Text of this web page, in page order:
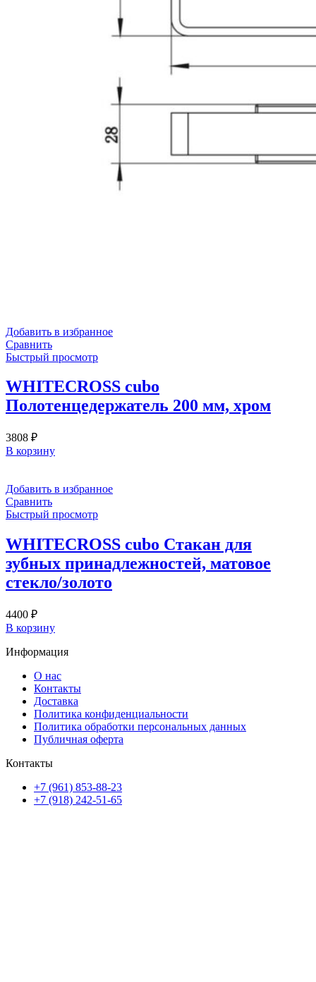
Добавить в избранное
Сравнить
Быстрый просмотр
WHITECROSS cubo
Полотенцедержатель 200 мм, хром
3808 ₽
В корзину
Добавить в избранное
Сравнить
Быстрый просмотр
WHITECROSS cubo Стакан для
зубных принадлежностей, матовое
стекло/золото
4400 ₽
В корзину
Информация
О нас
Контакты
Доставка
Политика конфиденциальности
Политика обработки персональных данных
Публичная оферта
Контакты
+7 (961) 853-88-23
+7 (918) 242-51-65